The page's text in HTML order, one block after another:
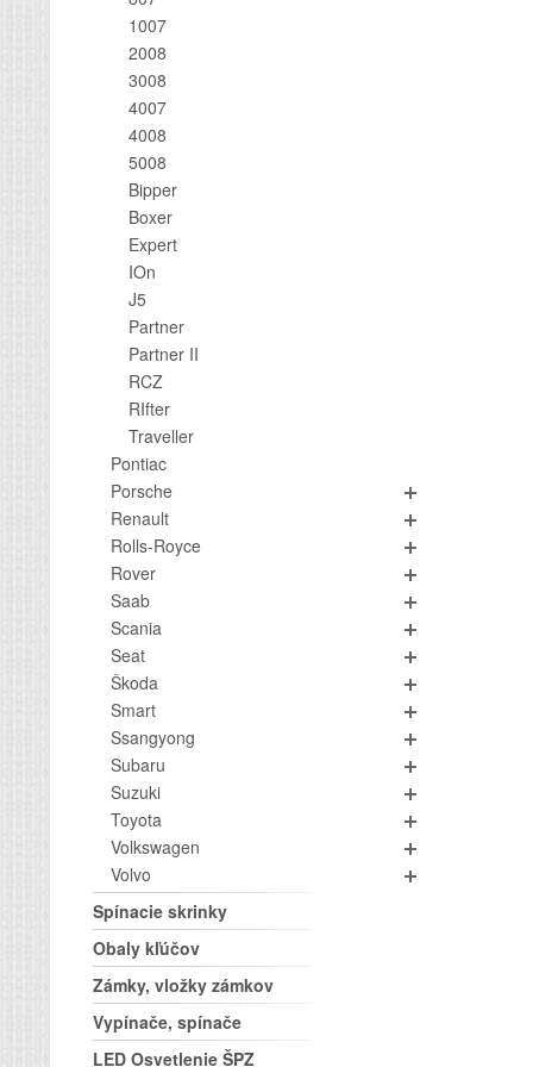
1007
2008
3008
4007
4008
5008
Bipper
Boxer
Expert
IOn
J5
Partner
Partner II
RCZ
RIfter
Traveller
Pontiac
Porsche
Renault
Rolls-Royce
Rover
Saab
Scania
Seat
Škoda
Smart
Ssangyong
Subaru
Suzuki
Toyota
Volkswagen
Volvo
Spínacie skrinky
Obaly kľúčov
Zámky, vložky zámkov
Vypínače, spínače
LED Osvetlenie ŠPZ